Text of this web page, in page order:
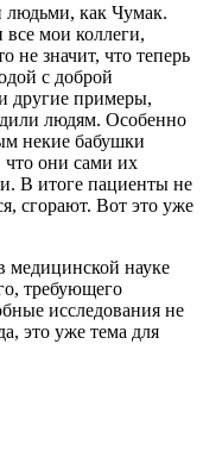
как Чумак.
мои коллеги,
не значит, что теперь
с доброй
другие примеры,
людям. Особенно
некие бабушки
что они сами их
В итоге пациенты не
сгорают. Вот это уже
науке
требующего
исследования не
это уже тема для